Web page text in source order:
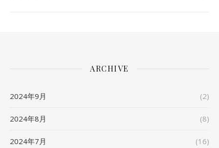
ARCHIVE
2024年9月 (2)
2024年8月 (8)
2024年7月 (16)